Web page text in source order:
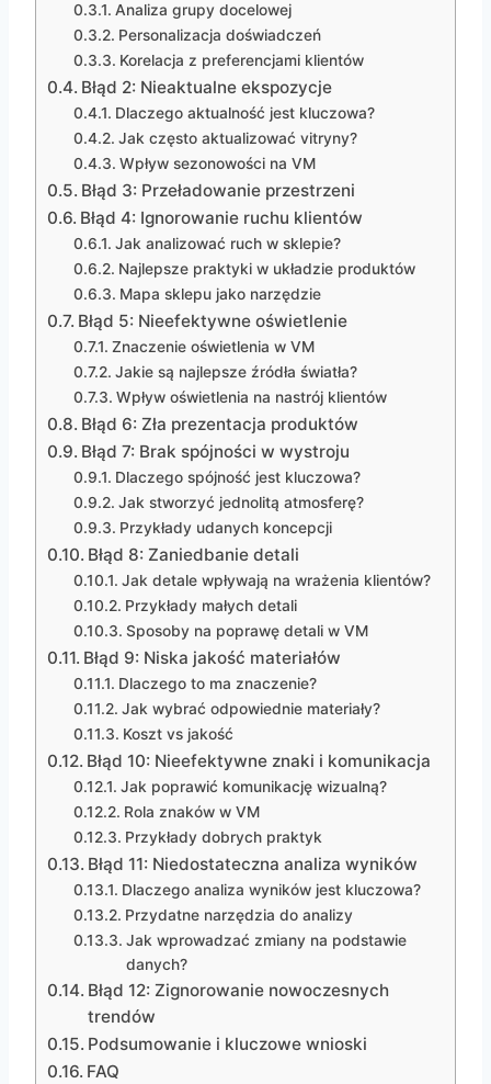
Analiza grupy docelowej
Personalizacja doświadczeń
Korelacja z preferencjami klientów
Błąd 2: Nieaktualne ekspozycje
Dlaczego aktualność jest kluczowa?
Jak często aktualizować vitryny?
Wpływ sezonowości na VM
Błąd 3: Przeładowanie przestrzeni
Błąd 4: Ignorowanie ruchu klientów
Jak analizować ruch w sklepie?
Najlepsze praktyki w układzie produktów
Mapa sklepu jako narzędzie
Błąd 5: Nieefektywne oświetlenie
Znaczenie oświetlenia w VM
Jakie są najlepsze źródła światła?
Wpływ oświetlenia na nastrój klientów
Błąd 6: Zła prezentacja produktów
Błąd 7: Brak spójności w wystroju
Dlaczego spójność jest kluczowa?
Jak stworzyć jednolitą atmosferę?
Przykłady udanych koncepcji
Błąd 8: Zaniedbanie detali
Jak detale wpływają na wrażenia klientów?
Przykłady małych detali
Sposoby na poprawę detali w VM
Błąd 9: Niska jakość materiałów
Dlaczego to ma znaczenie?
Jak wybrać odpowiednie materiały?
Koszt vs jakość
Błąd 10: Nieefektywne znaki i komunikacja
Jak poprawić komunikację wizualną?
Rola znaków w VM
Przykłady dobrych praktyk
Błąd 11: Niedostateczna analiza wyników
Dlaczego analiza wyników jest kluczowa?
Przydatne narzędzia do analizy
Jak wprowadzać zmiany na podstawie
danych?
Błąd 12: Zignorowanie nowoczesnych
trendów
Podsumowanie i kluczowe wnioski
FAQ